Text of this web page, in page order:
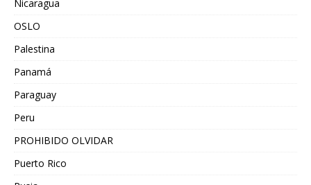
Nicaragua
OSLO
Palestina
Panamá
Paraguay
Peru
PROHIBIDO OLVIDAR
Puerto Rico